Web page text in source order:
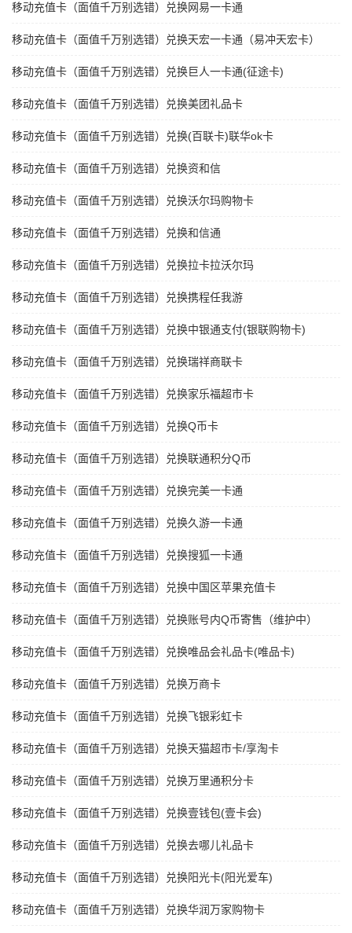
移动充值卡（面值千万别选错）兑换网易一卡通
移动充值卡（面值千万别选错）兑换天宏一卡通（易冲天宏卡）
移动充值卡（面值千万别选错）兑换巨人一卡通(征途卡)
移动充值卡（面值千万别选错）兑换美团礼品卡
移动充值卡（面值千万别选错）兑换(百联卡)联华ok卡
移动充值卡（面值千万别选错）兑换资和信
移动充值卡（面值千万别选错）兑换沃尔玛购物卡
移动充值卡（面值千万别选错）兑换和信通
移动充值卡（面值千万别选错）兑换拉卡拉沃尔玛
移动充值卡（面值千万别选错）兑换携程任我游
移动充值卡（面值千万别选错）兑换中银通支付(银联购物卡)
移动充值卡（面值千万别选错）兑换瑞祥商联卡
移动充值卡（面值千万别选错）兑换家乐福超市卡
移动充值卡（面值千万别选错）兑换Q币卡
移动充值卡（面值千万别选错）兑换联通积分Q币
移动充值卡（面值千万别选错）兑换完美一卡通
移动充值卡（面值千万别选错）兑换久游一卡通
移动充值卡（面值千万别选错）兑换搜狐一卡通
移动充值卡（面值千万别选错）兑换中国区苹果充值卡
移动充值卡（面值千万别选错）兑换账号内Q币寄售（维护中）
移动充值卡（面值千万别选错）兑换唯品会礼品卡(唯品卡)
移动充值卡（面值千万别选错）兑换万商卡
移动充值卡（面值千万别选错）兑换飞银彩虹卡
移动充值卡（面值千万别选错）兑换天猫超市卡/享淘卡
移动充值卡（面值千万别选错）兑换万里通积分卡
移动充值卡（面值千万别选错）兑换壹钱包(壹卡会)
移动充值卡（面值千万别选错）兑换去哪儿礼品卡
移动充值卡（面值千万别选错）兑换阳光卡(阳光爱车)
移动充值卡（面值千万别选错）兑换华润万家购物卡